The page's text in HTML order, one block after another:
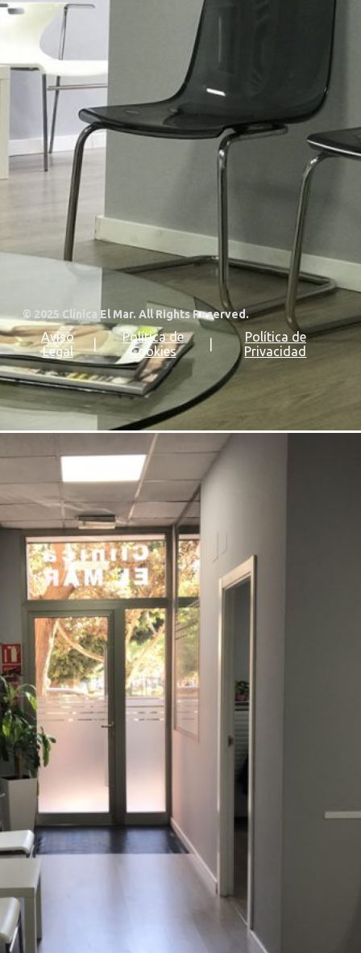
96 377 97 11
659 963 139/ 616 428 960
Plaça d’Enric Granados nº5, bajo, 46018, Valencia
elmarginecologica@gmail.com
Horario
LUNES A VIERNES MAÑANA
10:00 h a 13:00 h
LUNES A VIERNES TARDE
16:00 h a 20:00 h
© 2025 Clínica El Mar. All Rights Reserved.
Aviso
Legal
Política de
Cookies
Política de
Privacidad